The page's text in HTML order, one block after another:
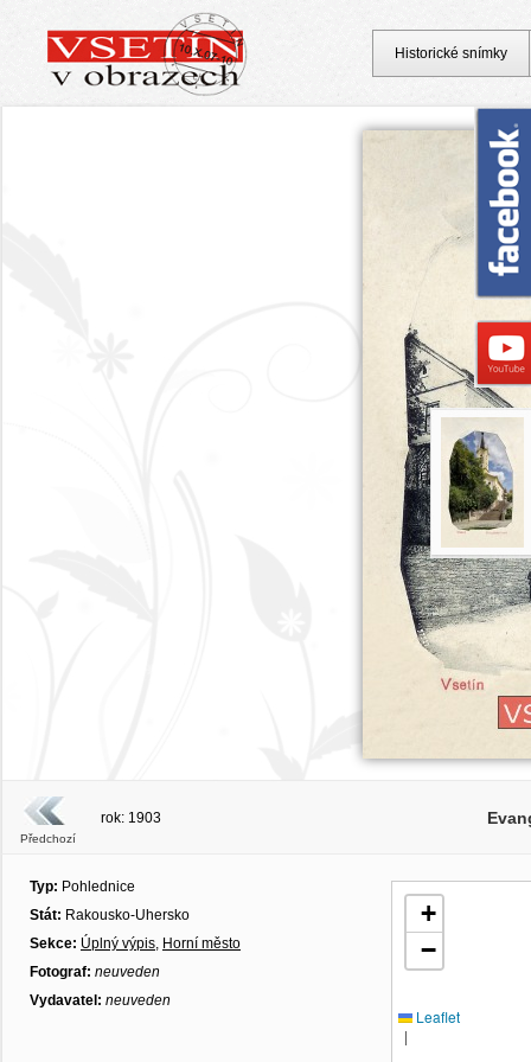
Předchozí
rok: 1903
Typ: Pohlednice
Stát: Rakousko-Uhersko
Sekce: Úplný výpis, Horní město
Fotograf: neuveden
Vydavatel: neuveden
+
−
Leaflet
|
Historické snímky